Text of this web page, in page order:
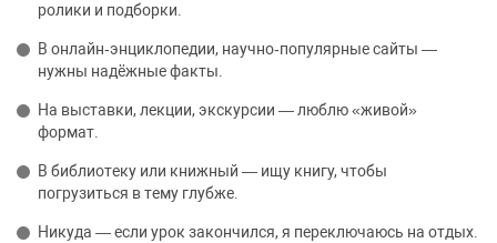
ролики и подборки.
В онлайн‑энциклопедии, научно‑популярные сайты —
нужны надёжные факты.
На выставки, лекции, экскурсии — люблю «живой»
формат.
В библиотеку или книжный — ищу книгу, чтобы
погрузиться в тему глубже.
Никуда — если урок закончился, я переключаюсь на отдых.